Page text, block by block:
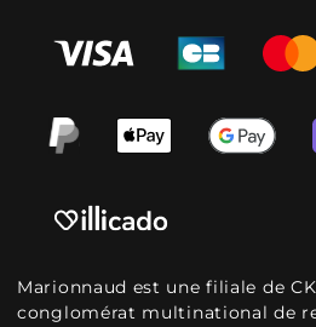
Marionnaud est une filiale de
conglomérat multinational de